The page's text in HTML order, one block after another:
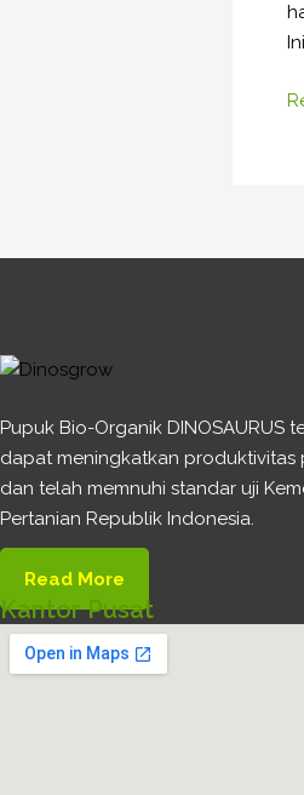
Pupuk Bio-Organik DINOSAURUS
dapat meningkatkan produktivitas
dan telah memnuhi standar uji
Pertanian Republik Indonesia.
Read More
Kantor Pusat